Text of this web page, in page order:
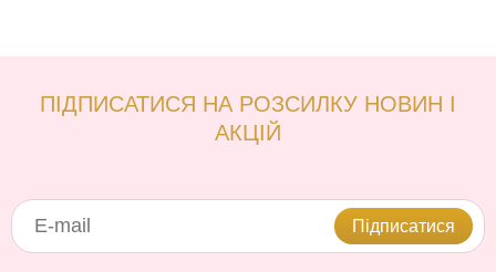
ПІДПИСАТИСЯ НА РОЗСИЛКУ НОВИН І
АКЦІЙ
Підписатися